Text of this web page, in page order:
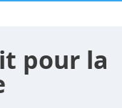
pour la